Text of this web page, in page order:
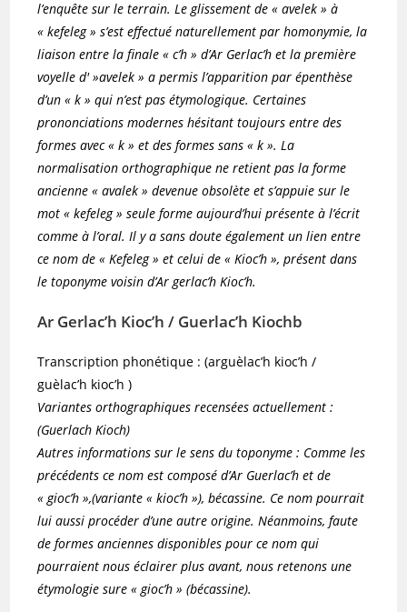
l’enquête sur le terrain. Le glissement de « avelek » à
« kefeleg » s’est effectué naturellement par homonymie, la
liaison entre la finale « c’h » d’Ar Gerlac’h et la première
voyelle d' »avelek » a permis l’apparition par épenthèse
d’un « k » qui n’est pas étymologique. Certaines
prononciations modernes hésitant toujours entre des
formes avec « k » et des formes sans « k ». La
normalisation orthographique ne retient pas la forme
ancienne « avalek » devenue obsolète et s’appuie sur le
mot « kefeleg » seule forme aujourd’hui présente à l’écrit
comme à l’oral. Il y a sans doute également un lien entre
ce nom de « Kefeleg » et celui de « Kioc’h », présent dans
le toponyme voisin d’Ar gerlac’h Kioc’h.
Ar Gerlac’h Kioc’h / Guerlac’h Kiochb
Transcription phonétique : (arguèlac’h kioc’h /
guèlac’h kioc’h )
Variantes orthographiques recensées actuellement :
(Guerlach Kioch)
Autres informations sur le sens du toponyme : Comme les
précédents ce nom est composé d’Ar Guerlac’h et de
« gioc’h »,(variante « kioc’h »), bécassine. Ce nom pourrait
lui aussi procéder d’une autre origine. Néanmoins, faute
de formes anciennes disponibles pour ce nom qui
pourraient nous éclairer plus avant, nous retenons une
étymologie sure « gioc’h » (bécassine).